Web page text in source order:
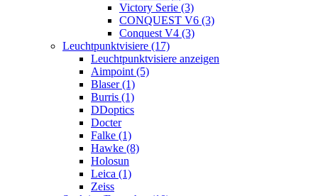
Victory Serie (3)
CONQUEST V6 (3)
Conquest V4 (3)
Leuchtpunktvisiere (17)
Leuchtpunktvisiere anzeigen
Aimpoint (5)
Blaser (1)
Burris (1)
DDoptics
Docter
Falke (1)
Hawke (8)
Holosun
Leica (1)
Zeiss